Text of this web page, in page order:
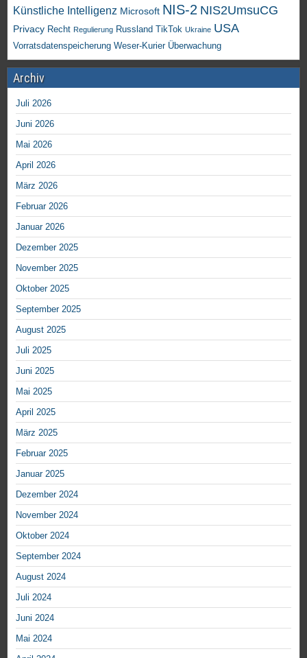
Künstliche Intelligenz Microsoft NIS-2 NIS2UmsuCG
Privacy Recht Regulierung Russland TikTok Ukraine USA
Vorratsdatenspeicherung Weser-Kurier Überwachung
Archiv
Juli 2026
Juni 2026
Mai 2026
April 2026
März 2026
Februar 2026
Januar 2026
Dezember 2025
November 2025
Oktober 2025
September 2025
August 2025
Juli 2025
Juni 2025
Mai 2025
April 2025
März 2025
Februar 2025
Januar 2025
Dezember 2024
November 2024
Oktober 2024
September 2024
August 2024
Juli 2024
Juni 2024
Mai 2024